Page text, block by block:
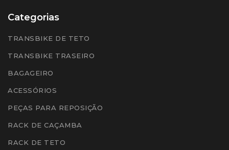
Categorias
TRANSBIKE DE TETO
TRANSBIKE TRASEIRO
BAGAGEIRO
ACESSÓRIOS
PEÇAS PARA REPOSIÇÃO
RACK DE CAÇAMBA
RACK DE TETO